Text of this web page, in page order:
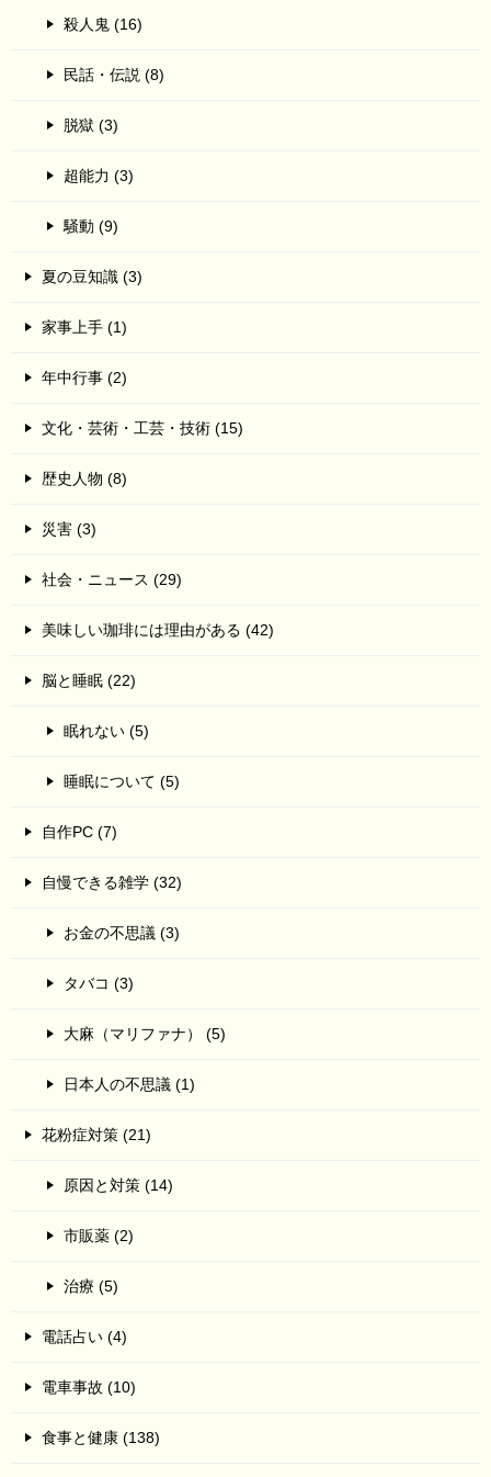
殺人鬼 (16)
民話・伝説 (8)
脱獄 (3)
超能力 (3)
騒動 (9)
夏の豆知識 (3)
家事上手 (1)
年中行事 (2)
文化・芸術・工芸・技術 (15)
歴史人物 (8)
災害 (3)
社会・ニュース (29)
美味しい珈琲には理由がある (42)
脳と睡眠 (22)
眠れない (5)
睡眠について (5)
自作PC (7)
自慢できる雑学 (32)
お金の不思議 (3)
タバコ (3)
大麻（マリファナ） (5)
日本人の不思議 (1)
花粉症対策 (21)
原因と対策 (14)
市販薬 (2)
治療 (5)
電話占い (4)
電車事故 (10)
食事と健康 (138)